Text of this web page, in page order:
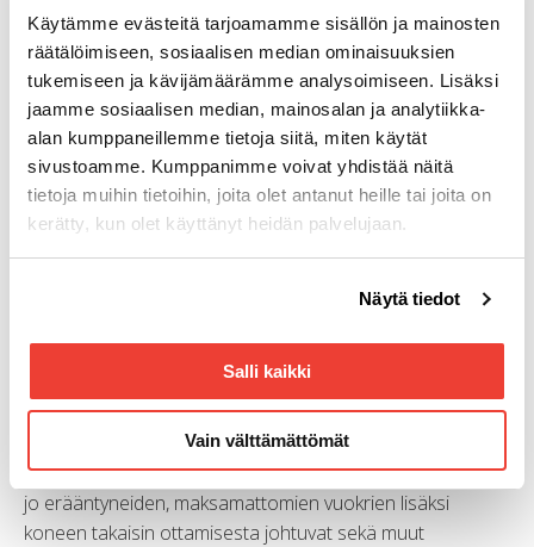
Käytämme evästeitä tarjoamamme sisällön ja mainosten
räätälöimiseen, sosiaalisen median ominaisuuksien
tukemiseen ja kävijämäärämme analysoimiseen. Lisäksi
jaamme sosiaalisen median, mainosalan ja analytiikka-
alan kumppaneillemme tietoja siitä, miten käytät
sivustoamme. Kumppanimme voivat yhdistää näitä
tietoja muihin tietoihin, joita olet antanut heille tai joita on
kerätty, kun olet käyttänyt heidän palvelujaan.
linkistä.
Näytä tiedot
Salli kaikki
Vain välttämättömät
päättymään välittömästi ja ottaa kone haltuunsa, mikäli:
Vuokran maksu viivästyy enemmän kuin neljätoista (14)
päivää eräpäivästä.
Vuokralleottaja ei hoida konetta tämän sopimuksen
mukaisesti tai käyttää konetta laittomaan tarkoitukseen
tai sen käyttötarkoituksen vastaisesti.
Vuokralleottaja kieltää tai estää vuokralleantajaa tai
tämän edustajaa tarkastamasta konetta.
Jokin tapahtuma kohdassa 5. käy toteen.
sopimuksen ehtoja eikä korjaa rikkomustaan
Mikäli vuokrasopimus päättyy edellä olevilla perusteilla, on
vuokralleottaja velvollinen maksamaan vuokralleantajalle
jo erääntyneiden, maksamattomien vuokrien lisäksi
koneen takaisin ottamisesta johtuvat sekä muut